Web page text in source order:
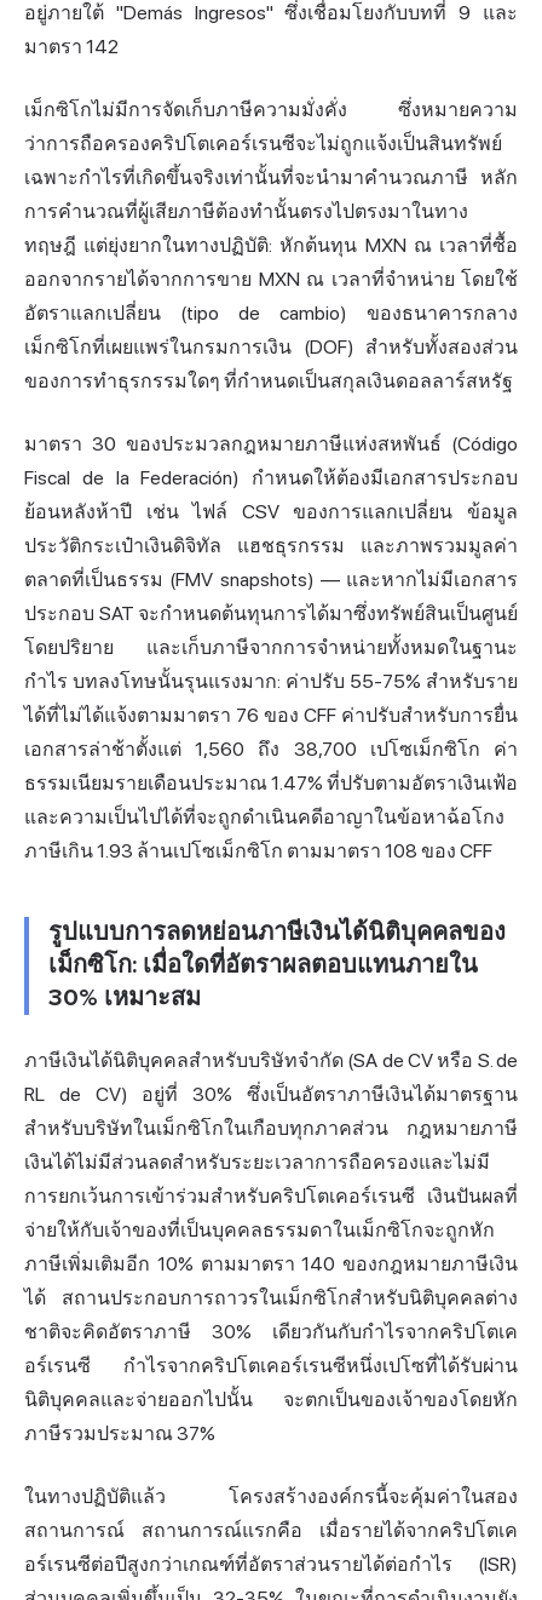
อยู่ภายใต้ "Demás Ingresos" ซึ่งเชื่อมโยงกับบทที่ 9 และ
มาตรา 142
เม็กซิโกไม่มีการจัดเก็บภาษีความมั่งคั่ง ซึ่งหมายความ
ว่าการถือครองคริปโตเคอร์เรนซีจะไม่ถูกแจ้งเป็นสินทรัพย์
เฉพาะกำไรที่เกิดขึ้นจริงเท่านั้นที่จะนำมาคำนวณภาษี หลัก
การคำนวณที่ผู้เสียภาษีต้องทำนั้นตรงไปตรงมาในทาง
ทฤษฎี แต่ยุ่งยากในทางปฏิบัติ: หักต้นทุน MXN ณ เวลาที่ซื้อ
ออกจากรายได้จากการขาย MXN ณ เวลาที่จำหน่าย โดยใช้
อัตราแลกเปลี่ยน (tipo de cambio) ของธนาคารกลาง
เม็กซิโกที่เผยแพร่ในกรมการเงิน (DOF) สำหรับทั้งสองส่วน
ของการทำธุรกรรมใดๆ ที่กำหนดเป็นสกุลเงินดอลลาร์สหรัฐ
มาตรา 30 ของประมวลกฎหมายภาษีแห่งสหพันธ์ (Código
Fiscal de la Federación) กำหนดให้ต้องมีเอกสารประกอบ
ย้อนหลังห้าปี เช่น ไฟล์ CSV ของการแลกเปลี่ยน ข้อมูล
ประวัติกระเป๋าเงินดิจิทัล แฮชธุรกรรม และภาพรวมมูลค่า
ตลาดที่เป็นธรรม (FMV snapshots) — และหากไม่มีเอกสาร
ประกอบ SAT จะกำหนดต้นทุนการได้มาซึ่งทรัพย์สินเป็นศูนย์
โดยปริยาย และเก็บภาษีจากการจำหน่ายทั้งหมดในฐานะ
กำไร บทลงโทษนั้นรุนแรงมาก: ค่าปรับ 55-75% สำหรับราย
ได้ที่ไม่ได้แจ้งตามมาตรา 76 ของ CFF ค่าปรับสำหรับการยื่น
เอกสารล่าช้าตั้งแต่ 1,560 ถึง 38,700 เปโซเม็กซิโก ค่า
ธรรมเนียมรายเดือนประมาณ 1.47% ที่ปรับตามอัตราเงินเฟ้อ
และความเป็นไปได้ที่จะถูกดำเนินคดีอาญาในข้อหาฉ้อโกง
ภาษีเกิน 1.93 ล้านเปโซเม็กซิโก ตามมาตรา 108 ของ CFF
รูปแบบการลดหย่อนภาษีเงินได้นิติบุคคลของ
เม็กซิโก: เมื่อใดที่อัตราผลตอบแทนภายใน
30% เหมาะสม
ภาษีเงินได้นิติบุคคลสำหรับบริษัทจำกัด (SA de CV หรือ S. de
RL de CV) อยู่ที่ 30% ซึ่งเป็นอัตราภาษีเงินได้มาตรฐาน
สำหรับบริษัทในเม็กซิโกในเกือบทุกภาคส่วน กฎหมายภาษี
เงินได้ไม่มีส่วนลดสำหรับระยะเวลาการถือครองและไม่มี
การยกเว้นการเข้าร่วมสำหรับคริปโตเคอร์เรนซี เงินปันผลที่
จ่ายให้กับเจ้าของที่เป็นบุคคลธรรมดาในเม็กซิโกจะถูกหัก
ภาษีเพิ่มเติมอีก 10% ตามมาตรา 140 ของกฎหมายภาษีเงิน
ได้ สถานประกอบการถาวรในเม็กซิโกสำหรับนิติบุคคลต่าง
ชาติจะคิดอัตราภาษี 30% เดียวกันกับกำไรจากคริปโตเค
อร์เรนซี กำไรจากคริปโตเคอร์เรนซีหนึ่งเปโซที่ได้รับผ่าน
นิติบุคคลและจ่ายออกไปนั้น จะตกเป็นของเจ้าของโดยหัก
ภาษีรวมประมาณ 37%
ในทางปฏิบัติแล้ว โครงสร้างองค์กรนี้จะคุ้มค่าในสอง
สถานการณ์ สถานการณ์แรกคือ เมื่อรายได้จากคริปโตเค
อร์เรนซีต่อปีสูงกว่าเกณฑ์ที่อัตราส่วนรายได้ต่อกำไร (ISR)